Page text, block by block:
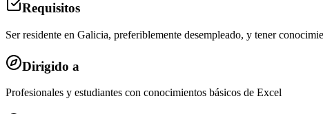
Requisitos
Ser residente en Galicia, preferiblemente desempleado, y tener
Dirigido a
Profesionales y estudiantes con conocimientos básicos de Excel